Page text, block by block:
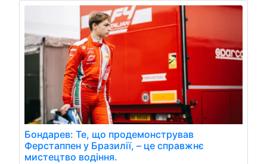
Бондарев: Те, що продемонстрував
Ферстаппен у Бразилії, – це справжнє
мистецтво водіння.